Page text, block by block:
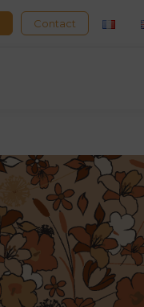
Contact